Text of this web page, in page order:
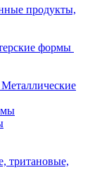
продукты,
формы
Металлические
тритановые,